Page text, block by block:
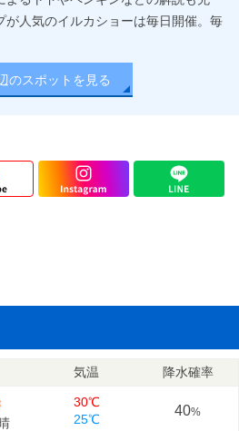
が人気のイルカショーは毎日開催。毎
のスポットを見る
気温 降水確率
30℃
25℃
40%